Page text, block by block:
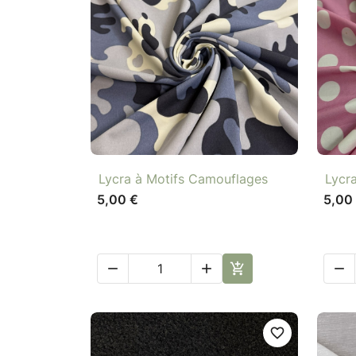
Aperçu rapide
Lycra à Motifs Camouflages
5,00 €
  
5,00

favorite_border